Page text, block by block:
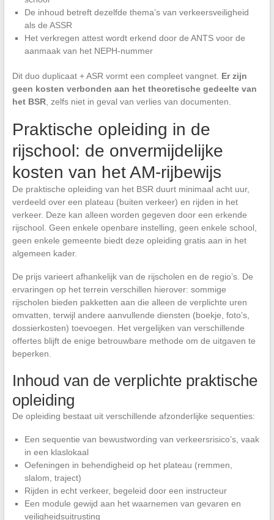
De inhoud betreft dezelfde thema’s van verkeersveiligheid
als de ASSR
Het verkregen attest wordt erkend door de ANTS voor de
aanmaak van het NEPH-nummer
Dit duo duplicaat + ASR vormt een compleet vangnet. Er zijn
geen kosten verbonden aan het theoretische gedeelte van
het BSR, zelfs niet in geval van verlies van documenten.
Praktische opleiding in de
rijschool: de onvermijdelijke
kosten van het AM-rijbewijs
De praktische opleiding van het BSR duurt minimaal acht uur,
verdeeld over een plateau (buiten verkeer) en rijden in het
verkeer. Deze kan alleen worden gegeven door een erkende
rijschool. Geen enkele openbare instelling, geen enkele school,
geen enkele gemeente biedt deze opleiding gratis aan in het
algemeen kader.
De prijs varieert afhankelijk van de rijscholen en de regio’s. De
ervaringen op het terrein verschillen hierover: sommige
rijscholen bieden pakketten aan die alleen de verplichte uren
omvatten, terwijl andere aanvullende diensten (boekje, foto’s,
dossierkosten) toevoegen. Het vergelijken van verschillende
offertes blijft de enige betrouwbare methode om de uitgaven te
beperken.
Inhoud van de verplichte praktische
opleiding
De opleiding bestaat uit verschillende afzonderlijke sequenties:
Een sequentie van bewustwording van verkeersrisico’s, vaak
in een klaslokaal
Oefeningen in behendigheid op het plateau (remmen,
slalom, traject)
Rijden in echt verkeer, begeleid door een instructeur
Een module gewijd aan het waarnemen van gevaren en
veiligheidsuitrusting